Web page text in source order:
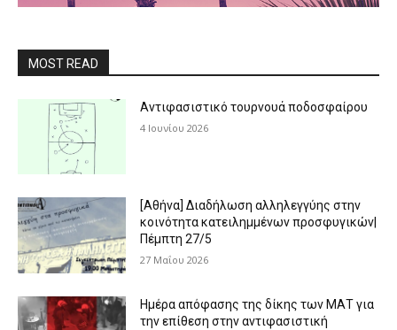
MOST READ
Αντιφασιστικό τουρνουά ποδοσφαίρου
4 Ιουνίου 2026
[Αθήνα] Διαδήλωση αλληλεγγύης στην
κοινότητα κατειλημμένων προσφυγικών|
Πέμπτη 27/5
27 Μαΐου 2026
Ημέρα απόφασης της δίκης των ΜΑΤ για
την επίθεση στην αντιφασιστική